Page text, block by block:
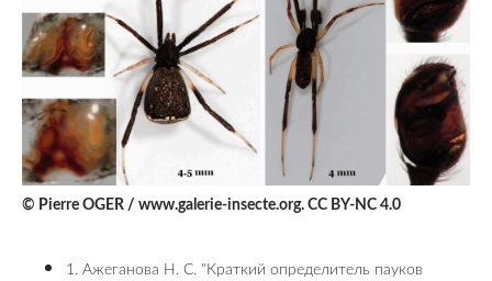
© Pierre OGER / www.galerie-insecte.org. CC BY-NC 4.0
1. Ажеганова Н. С. "Краткий определитель пауков